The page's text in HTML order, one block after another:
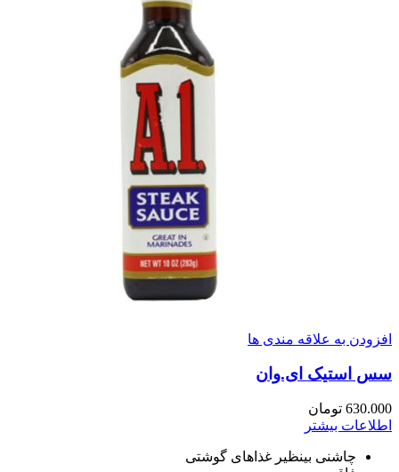
افزودن به علاقه مندی ها
سس استیک ای.وان
630.000 تومان
اطلاعات بیشتر
چاشنی بینظیر غذاهای گوشتی